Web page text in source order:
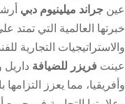
عين جراند ميلينيوم دبي
والاستراتيجيات التجارية
عينت فريزر للضيافة داريل
وأفريقيا، مما يعزز